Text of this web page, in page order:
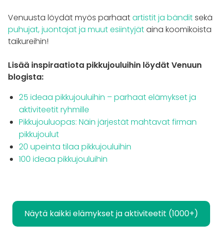
Venuusta löydät myös parhaatartistit ja bänditsekä
puhujat, juontajat ja muut esiintyjätaina koomikoista
taikureihin!
Lisää inspiraatiota pikkujouluihin löydät Venuun
blogista:
25 ideaa pikkujouluihin – parhaat elämykset ja
aktiviteetit ryhmille
Pikkujouluopas: Näin järjestät mahtavat firman
pikkujoulut
20 upeinta tilaa pikkujouluihin
100 ideaa pikkujouluihin
Näytä kaikki elämykset ja aktiviteetit (1000+)